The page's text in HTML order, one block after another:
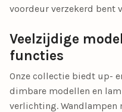
voordeur verzekerd bent
Veelzijdige
functies
Onze collectie biedt up-
dimbare modellen en
verlichting. Wandlampen